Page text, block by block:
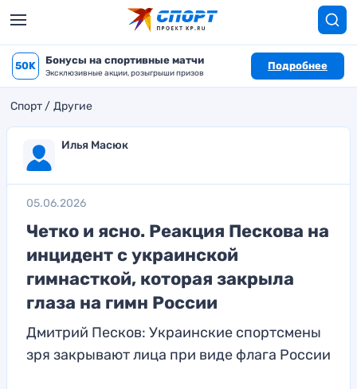
50K Бонусы на спортивные матчи
Эксклюзивные акции, розыгрыши призов
Подробнее
Спорт Другие
Илья Масюк
05.06.2026
Четко и ясно. Реакция Пескова на
инцидент с украинской
гимнасткой, которая закрыла
глаза на гимн России
Дмитрий Песков: Украинские спортсмены
зря закрывают лица при виде флага России